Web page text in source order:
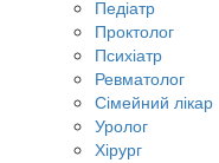
Педіатр
Проктолог
Психіатр
Ревматолог
Сімейний лікар
Уролог
Хірург